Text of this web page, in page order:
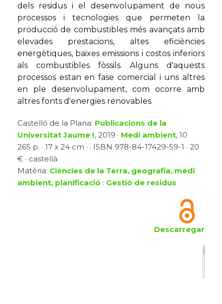
dels residus i el desenvolupament de nous
processos i tecnologies que permeten la
producció de combustibles més avançats amb
elevades prestacions, altes eficiències
energètiques, baixes emissions i costos inferiors
als combustibles fòssils. Alguns d'aquests
processos estan en fase comercial i uns altres
en ple desenvolupament, com ocorre amb
altres fonts d'energies renovables.
Castelló de la Plana: Publicacions de la
Universitat Jaume I, 2019 · Medi ambient, 10
265 p. · 17 x 24 cm · · ISBN 978-84-17429-59-1 · 20
€ · castellà
Matèria: Ciències de la Terra, geografia, medi
ambient, planificació : Gestió de residus
Descarregar